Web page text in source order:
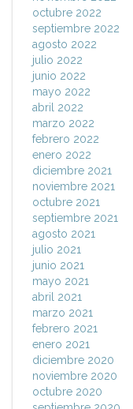
octubre 2022
septiembre 2022
agosto 2022
julio 2022
junio 2022
mayo 2022
abril 2022
marzo 2022
febrero 2022
enero 2022
diciembre 2021
noviembre 2021
octubre 2021
septiembre 2021
agosto 2021
julio 2021
junio 2021
mayo 2021
abril 2021
marzo 2021
febrero 2021
enero 2021
diciembre 2020
noviembre 2020
octubre 2020